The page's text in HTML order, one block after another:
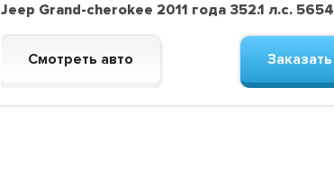
Jeep Grand-cherokee 2011 года 352.1 л.с. 5654
Смотреть авто Заказать